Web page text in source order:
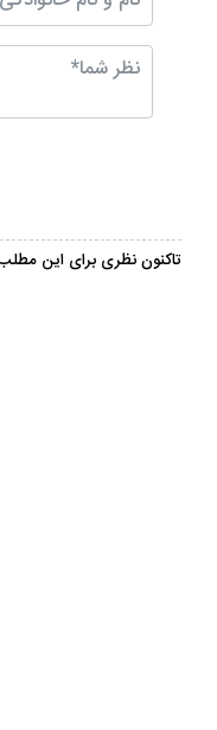
تاکنون نظری برای این